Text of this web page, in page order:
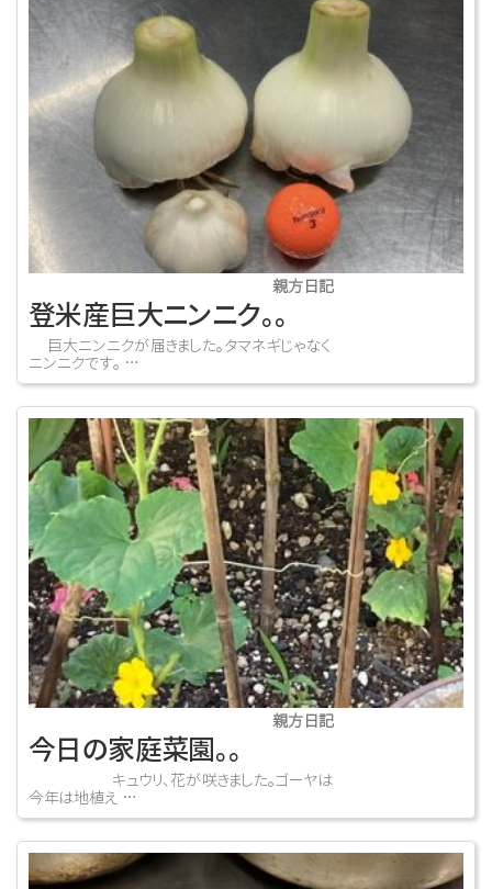
親方日記
登米産巨大ニンニク。。
巨大ニンニクが届きました。タマネギじゃなく
ニンニクです。 …
親方日記
今日の家庭菜園。。
キュウリ、花が咲きました。ゴーヤは
今年は地植え …